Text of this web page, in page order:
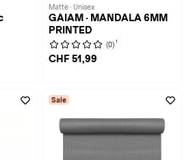
Matte · Unisex
GAIAM · MANDALA 6MM
PRINTED
(0) 1
CHF 51,99
Sale